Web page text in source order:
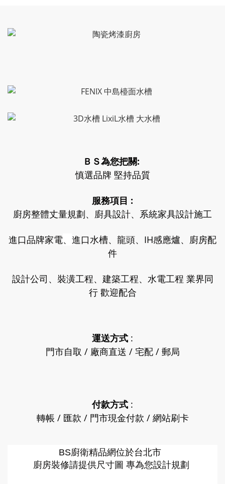
ＢＳ為您把關:
慎選品牌 堅持品質
服務項目 :
廚房整體丈量規劃、廚具設計、系統家具設計施工
進口品牌家電、 進口水槽、龍頭、IH感應爐、廚房配
件
設計公司、裝潢工程、建築工程、水電工程 業界同
行 歡迎配合
運送方式 :
門市自取 / 廠商直送 / 宅配 / 郵局
付款方式 :
轉帳 / 匯款 / 門市現金付款 / 網站刷卡
BS廚衛精品網位於台北市
廚房裝修請提供尺寸圖 專為您設計規劃